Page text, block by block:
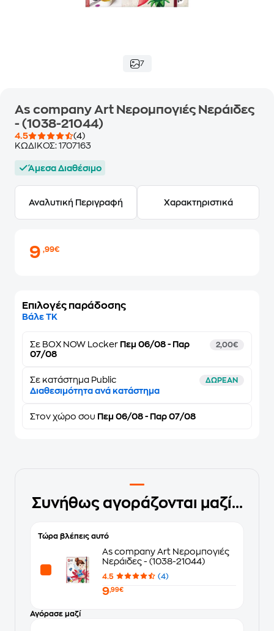
7
As company Art Νερομπογιές Νεράιδες
- (1038-21044)
4.5
(4)
ΚΩΔΙΚΟΣ: 1707163
Άμεσα Διαθέσιμο
Αναλυτική Περιγραφή Χαρακτηριστικά
9,99€
Επιλογές παράδοσης
Βάλε ΤΚ
Σε BOX NOW Locker Πεμ 06/08 - Παρ
07/08
2,00€
Σε κατάστημα Public ΔΩΡΕΑΝ
Διαθεσιμότητα ανά κατάστημα
Στον χώρο σου Πεμ 06/08 - Παρ 07/08
Συνήθως αγοράζονται μαζί...
Τώρα βλέπεις αυτό
As company Art Νερομπογιές
Νεράιδες - (1038-21044)
4.5 (4)
9,99€
Αγόρασε μαζί